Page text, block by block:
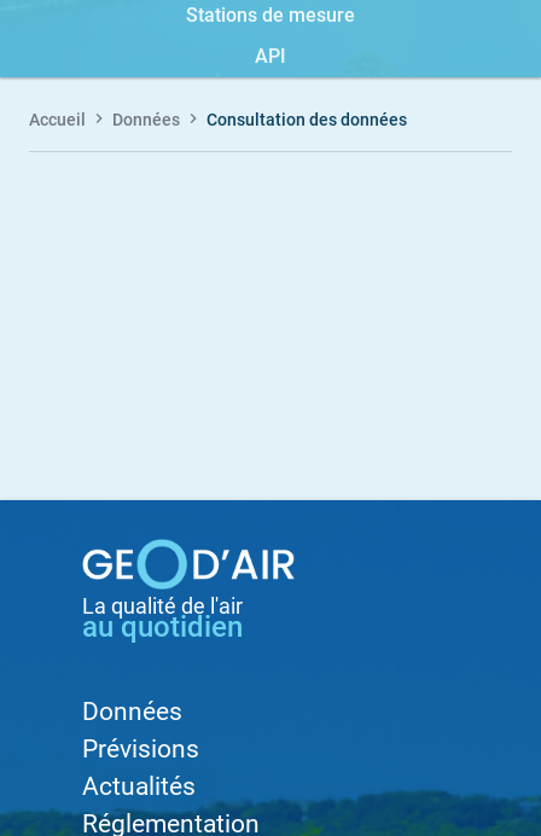
Stations de mesure
API
Fil
Accueil Données Consultation des données
La qualité de l'air
au quotidien
Données
Prévisions
Actualités
Réglementation